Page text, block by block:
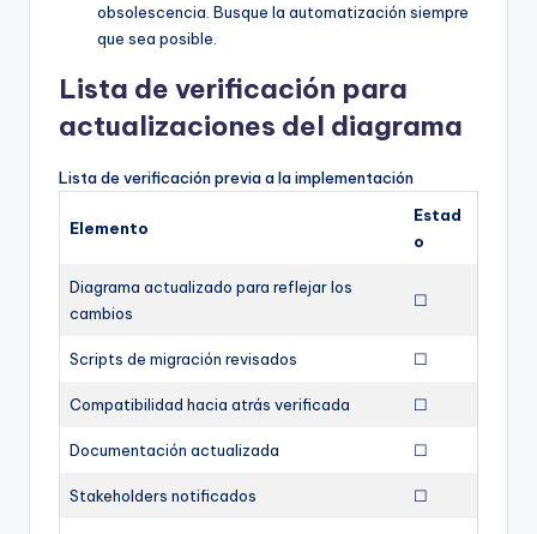
obsolescencia. Busque la automatización siempre
que sea posible.
Lista de verificación para
actualizaciones del diagrama
Lista de verificación previa a la implementación
Elemento
Estad
o
Diagrama actualizado para reflejar los
cambios
☐
Scripts de migración revisados ☐
Compatibilidad hacia atrás verificada ☐
Documentación actualizada ☐
Stakeholders notificados ☐